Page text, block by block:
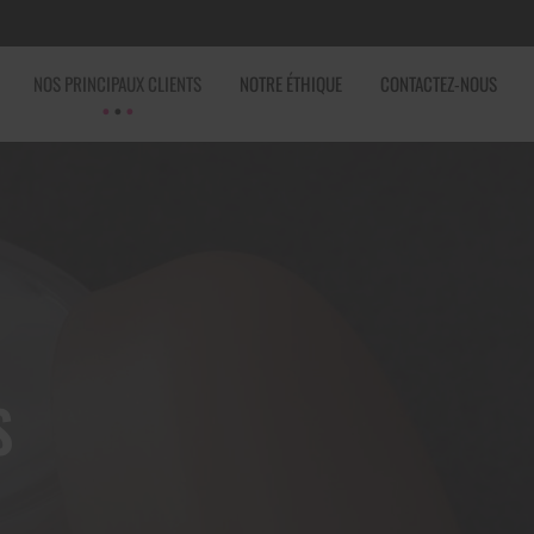
NOS PRINCIPAUX CLIENTS NOTRE ÉTHIQUE CONTACTEZ-NOUS